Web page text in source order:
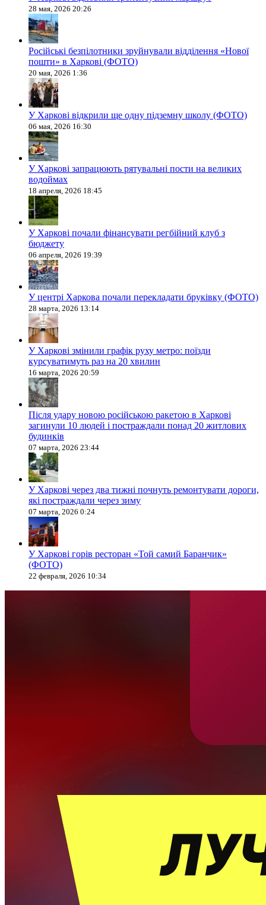
28 мая, 2026 20:26
Російські безпілотники зруйнували відділення «Нової
пошти» в Харкові (ФОТО)
20 мая, 2026 1:36
У Харкові відкрили ще одну підземну школу (ФОТО)
06 мая, 2026 16:30
У Харкові запрацюють рятувальні пости на великих
водоймах
18 апреля, 2026 18:45
У Харкові почали фінансувати регбійний клуб з
бюджету
06 апреля, 2026 19:39
У центрі Харкова почали перекладати бруківку (ФОТО)
28 марта, 2026 13:14
У Харкові змінили графік руху метро: поїзди
курсуватимуть раз на 20 хвилин
16 марта, 2026 20:59
Після удару новою російською ракетою в Харкові
загинули 10 людей і постраждали понад 20 житлових
будинків
07 марта, 2026 23:44
У Харкові через два тижні почнуть ремонтувати дороги,
які постраждали через зиму
07 марта, 2026 0:24
У Харкові горів ресторан «Той самий Баранчик»
(ФОТО)
22 февраля, 2026 10:34